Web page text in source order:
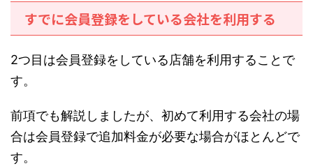
すでに会員登録をしている会社を利用する
2つ目は会員登録をしている店舗を利用することで
す。
前項でも解説しましたが、初めて利用する会社の場
合は会員登録で追加料金が必要な場合がほとんどで
す。